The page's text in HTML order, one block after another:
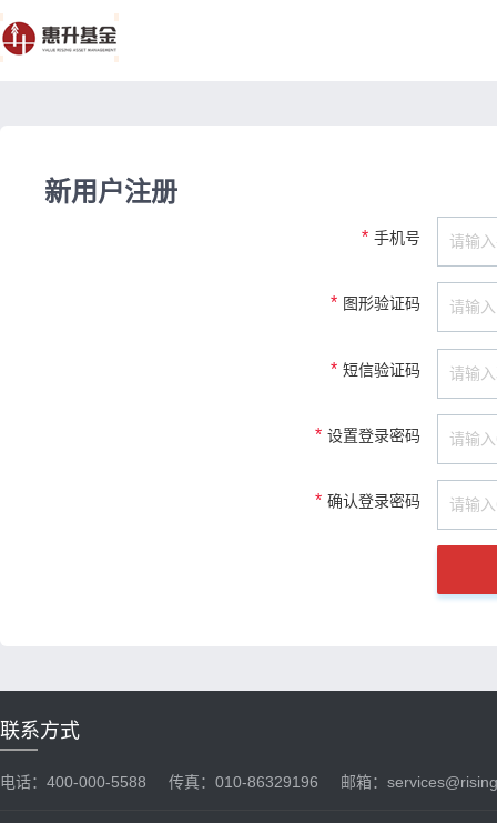
新用户注册
* 手机号
* 图形验证码
* 短信验证码
* 设置登录密码
* 确认登录密码
联系方式
电话：400-000-5588 传真：010-86329196 邮箱：